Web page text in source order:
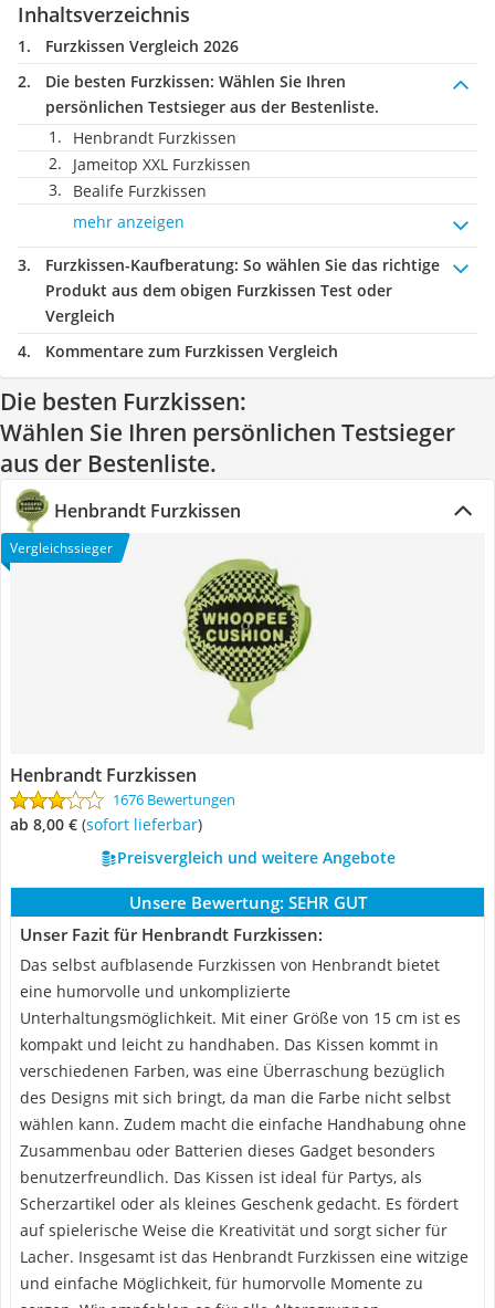
Inhaltsverzeichnis
Furzkissen Vergleich 2026
Die besten Furzkissen: Wählen Sie Ihren
persönlichen Testsieger aus der Bestenliste.
Henbrandt Furzkissen
Jameitop XXL Furzkissen
Bealife Furzkissen
mehr anzeigen
Furzkissen-Kaufberatung: So wählen Sie das richtige
Produkt aus dem obigen Furzkissen Test oder
Vergleich
Kommentare zum Furzkissen Vergleich
Die besten Furzkissen:
Wählen Sie Ihren persönlichen Testsieger
aus der Bestenliste.
Henbrandt Furzkissen
Vergleichssieger
Henbrandt Furzkissen
1676 Bewertungen
ab 8,00 € ( Sofort lieferbar)
Preisvergleich und weitere Angebote
Unsere Bewertung: SEHR GUT
Unser Fazit für Henbrandt Furzkissen:
Das selbst aufblasende Furzkissen von Henbrandt bietet
eine humorvolle und unkomplizierte
Unterhaltungsmöglichkeit. Mit einer Größe von 15 cm ist es
kompakt und leicht zu handhaben. Das Kissen kommt in
verschiedenen Farben, was eine Überraschung bezüglich
des Designs mit sich bringt, da man die Farbe nicht selbst
wählen kann. Zudem macht die einfache Handhabung ohne
Zusammenbau oder Batterien dieses Gadget besonders
benutzerfreundlich. Das Kissen ist ideal für Partys, als
Scherzartikel oder als kleines Geschenk gedacht. Es fördert
auf spielerische Weise die Kreativität und sorgt sicher für
Lacher. Insgesamt ist das Henbrandt Furzkissen eine witzige
und einfache Möglichkeit, für humorvolle Momente zu